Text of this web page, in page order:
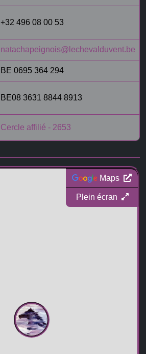
+32 496 08 00 53
natachapeignois@lechevalduvent.be
BE 0695 364 294
BE08 3631 8844 8913
Cercle affilié - 2653
Maps
Plein écran